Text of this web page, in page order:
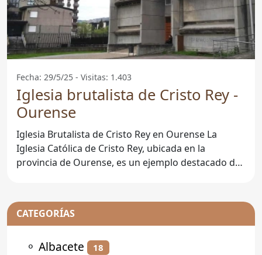
Fecha: 29/5/25 - Visitas: 1.403
Iglesia brutalista de Cristo Rey -
Ourense
Iglesia Brutalista de Cristo Rey en Ourense La
Iglesia Católica de Cristo Rey, ubicada en la
provincia de Ourense, es un ejemplo destacado de
CATEGORÍAS
⚬ Albacete 18